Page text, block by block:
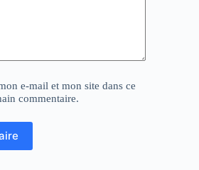
e-mail et mon site dans ce
commentaire.